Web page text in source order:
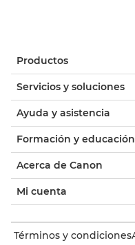
Productos
Servicios y soluciones
Ayuda y asistencia
Formación y educación
Acerca de Canon
Mi cuenta
Términos y condiciones